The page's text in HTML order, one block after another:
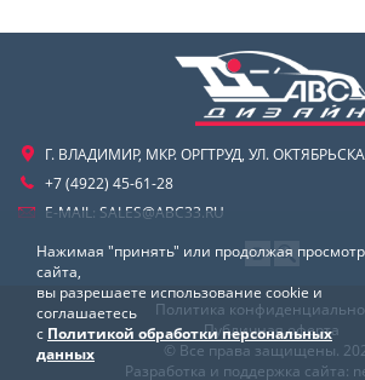
Г. ВЛАДИМИР, МКР. ОРГТРУД, УЛ.
+7 (4922) 45-61-28
E-MAIL: SALES@ABC33.RU
Политика
Публичная оферта
© Все права защищены.
Разработка и поддержка сайта:
Нажимая "принять" или продолжая просмотр
сайта,
вы разрешаете использование cookie и
соглашаетесь
с Политикой обработки персональных
данных